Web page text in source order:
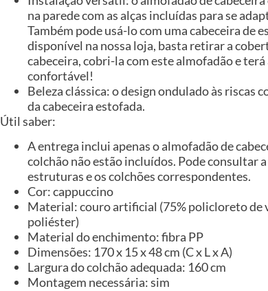
na parede com as alças incluídas para se
Também pode usá-lo com uma cabeceira de
disponível na nossa loja, basta retirar a
cabeceira, cobri-la com este almofadão e
confortável!
Beleza clássica: o design ondulado às riscas
da cabeceira estofada.
Útil saber:
A entrega inclui apenas o almofadão de
colchão não estão incluídos. Pode consultar
estruturas e os colchões correspondentes.
Cor: cappuccino
Material: couro artificial (75% policloreto de
poliéster)
Material do enchimento: fibra PP
Dimensões: 170 x 15 x 48 cm (C x L x A)
Largura do colchão adequada: 160 cm
Montagem necessária: sim